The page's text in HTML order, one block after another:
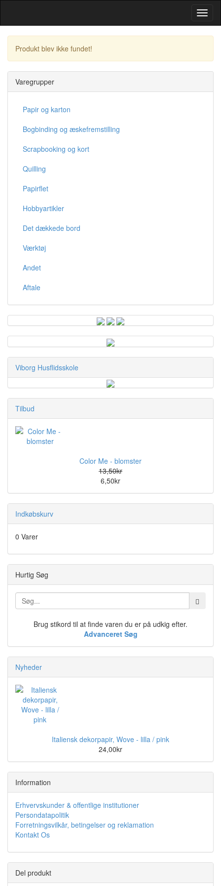
Produkt blev ikke fundet!
Varegrupper
Papir og karton
Bogbinding og æskefremstilling
Scrapbooking og kort
Quilling
Papirflet
Hobbyartikler
Det dækkede bord
Værktøj
Andet
Aftale
Viborg Husflidsskole
Tilbud
Color Me - blomster
13,50kr
6,50kr
Indkøbskurv
0 Varer
Hurtig Søg
Brug stikord til at finde varen du er på udkig efter.
Advanceret Søg
Nyheder
Italiensk dekorpapir, Wove - lilla / pink
24,00kr
Information
Erhvervskunder & offentlige institutioner
Persondatapolitik
Forretningsvilkår, betingelser og reklamation
Kontakt Os
Del produkt